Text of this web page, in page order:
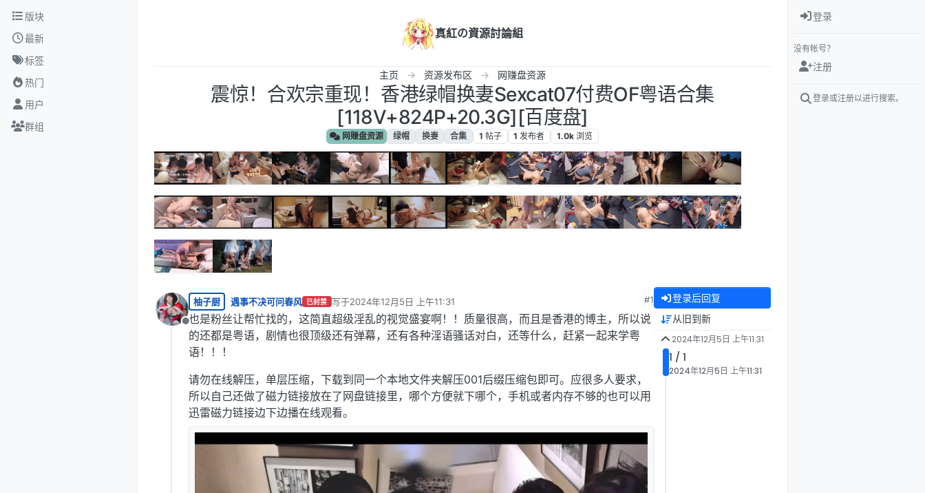
跳转至内容
版块
最新
标签
热门
用户
群组
真紅の資源討論組
主页 资源发布区 网赚盘资源
震惊！合欢宗重现！香港绿帽换妻Sexcat07付费OF粤语合集
[118V+824P+20.3G][百度盘]
网赚盘资源 绿帽 换妻 合集 1 帖子 1 发布者 1.0k 浏览
离线
柚子厨 遇事不决可问春风 已封禁 写于2024年12月5日 上午11:31
最后由 编辑
#1
也是粉丝让帮忙找的，这简直超级淫乱的视觉盛宴啊！！质量很高，而且是香港的博主，所以说
的还都是粤语，剧情也很顶级还有弹幕，还有各种淫语骚话对白，还等什么，赶紧一起来学粤
语！！！
请勿在线解压，单层压缩，下载到同一个本地文件夹解压001后缀压缩包即可。应很多人要求，
所以自己还做了磁力链接放在了网盘链接里，哪个方便就下哪个，手机或者内存不够的也可以用
迅雷磁力链接边下边播在线观看。
登录后回复
从旧到新
2024年12月5日 上午11:31
1 / 1
2024年12月5日 上午11:31
登录
没有帐号？
注册
登录或注册以进行搜索。